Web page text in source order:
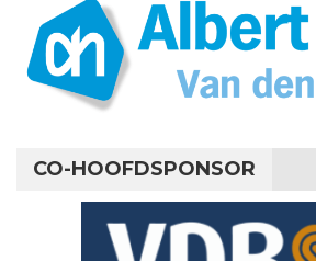
CO-HOOFDSPONSOR